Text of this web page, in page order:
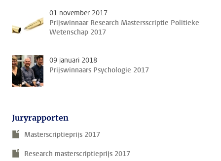
01 november 2017
Prijswinnaar Research Mastersscriptie Politieke
Wetenschap 2017
09 januari 2018
Prijswinnaars Psychologie 2017
Juryrapporten
Masterscriptieprijs 2017
Research masterscriptieprijs 2017